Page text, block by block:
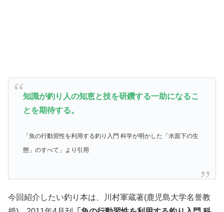
知識が釣り人の知恵と技を研鑽する一助になるこ
とを期待する。
「魚の行動習性を利用する釣り入門 科学が明かした「水面下の生
態」のすべて」より引用
今回紹介したい釣り本は、川村軍蔵著(鹿児島大学名誉教